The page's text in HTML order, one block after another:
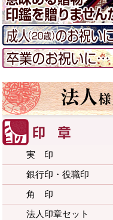
実 印
銀行印・役職印
角 印
法人印章セット